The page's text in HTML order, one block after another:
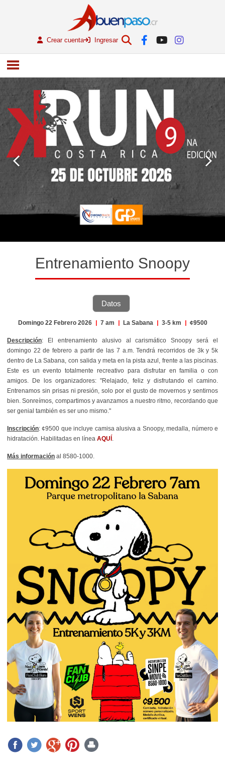
Crear cuenta Ingresar
Entrenamiento Snoopy
Datos
Domingo 22 Febrero 2026 | 7 am | La Sabana | 3-5 km | ¢9500
Descripción: El entrenamiento alusivo al carismático Snoopy será el
domingo 22 de febrero a partir de las 7 a.m. Tendrá recorridos de 3k y 5k
dentro de La Sabana, con salida y meta en la pista azul, frente a las piscinas.
Este es un evento totalmente recreativo para disfrutar en familia o con
amigos. De los organizadores: "Relajado, feliz y disfrutando el camino.
Entrenamos sin prisas ni presión, solo por el gusto de movernos y sentirnos
bien. Sonreímos, compartimos y avanzamos a nuestro ritmo, recordando que
ser genial también es ser uno mismo."
Inscripción: ¢9500 que incluye camisa alusiva a Snoopy, medalla, número e
hidratación. Habilitadas en línea AQUÍ
Más información al 8580-1000.